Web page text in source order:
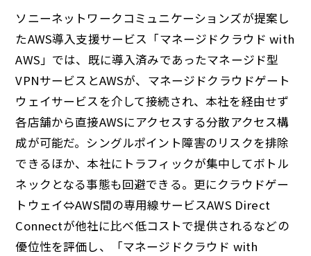
ソニーネットワークコミュニケーションズが提案し
たAWS導入支援サービス「マネージドクラウド with
AWS」では、既に導入済みであったマネージド型
VPNサービスとAWSが、マネージドクラウドゲート
ウェイサービスを介して接続され、本社を経由せず
各店舗から直接AWSにアクセスする分散アクセス構
成が可能だ。シングルポイント障害のリスクを排除
できるほか、本社にトラフィックが集中してボトル
ネックとなる事態も回避できる。更にクラウドゲー
トウェイ⇔AWS間の専用線サービスAWS Direct
Connectが他社に比べ低コストで提供されるなどの
優位性を評価し、「マネージドクラウド with